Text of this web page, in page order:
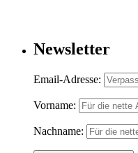
Newsletter
Email-Adresse:
Vorname:
Nachname: